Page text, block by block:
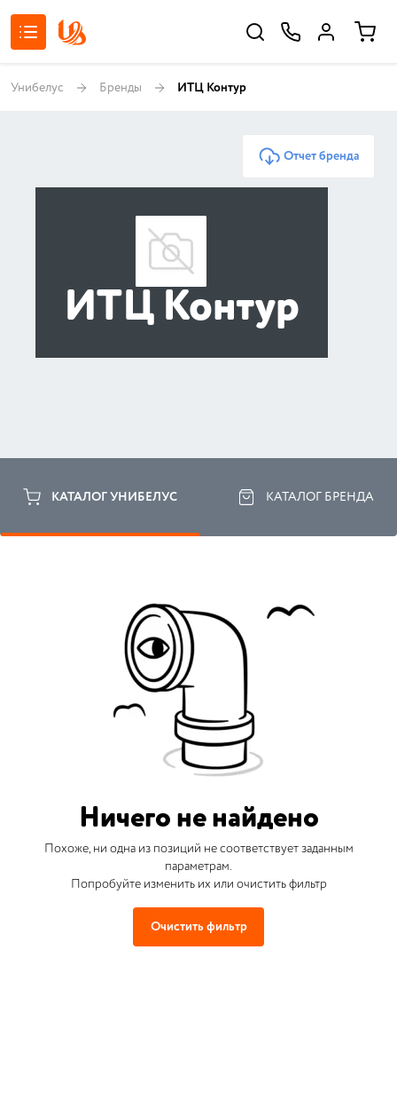
Унибелус Бренды ИТЦ Контур
Отчет бренда
ИТЦ Контур
КАТАЛОГ УНИБЕЛУС КАТАЛОГ БРЕНДА
Ничего не найдено
Похоже, ни одна из позиций не соответствует заданным
параметрам.
Попробуйте изменить их или очистить фильтр
Очистить фильтр